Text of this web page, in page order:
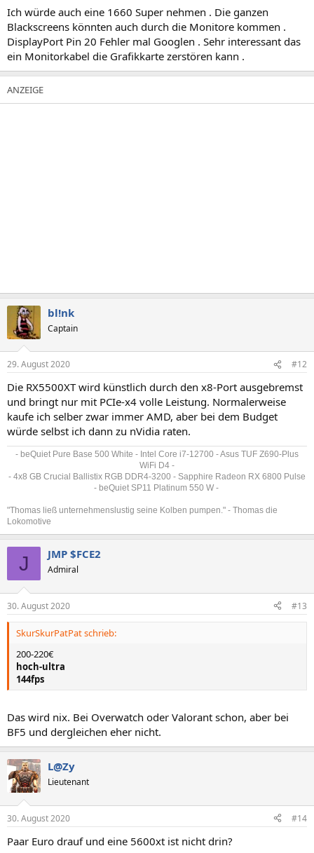
Ich würde auch eine 1660 Super nehmen . Die ganzen
Blackscreens könnten auch durch die Monitore kommen .
DisplayPort Pin 20 Fehler mal Googlen . Sehr interessant das
ein Monitorkabel die Grafikkarte zerstören kann .
bl!nk
Captain
29. August 2020 #12
Die RX5500XT wird künstlich durch den x8-Port ausgebremst
und bringt nur mit PCIe-x4 volle Leistung. Normalerweise
kaufe ich selber zwar immer AMD, aber bei dem Budget
würde selbst ich dann zu nVidia raten.
- beQuiet Pure Base 500 White - Intel Core i7-12700 - Asus TUF Z690-Plus
WiFi D4 -
- 4x8 GB Crucial Ballistix RGB DDR4-3200 - Sapphire Radeon RX 6800 Pulse
- beQuiet SP11 Platinum 550 W -
"Thomas ließ unternehmenslustig seine Kolben pumpen." - Thomas die
Lokomotive
J JMP $FCE2
Admiral
30. August 2020 #13
SkurSkurPatPat schrieb:
200-220€
hoch-ultra
144fps
Das wird nix. Bei Overwatch oder Valorant schon, aber bei
BF5 und dergleichen eher nicht.
L@Zy
Lieutenant
30. August 2020 #14
Paar Euro drauf und eine 5600xt ist nicht drin?